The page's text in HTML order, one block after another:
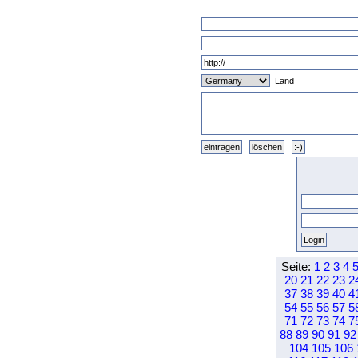
Land
Seite: 1 2 3 4 5
20 21 22 23
37 38 39 40
54 55 56 57
71 72 73 74
88 89 90 91 92
104 105 106